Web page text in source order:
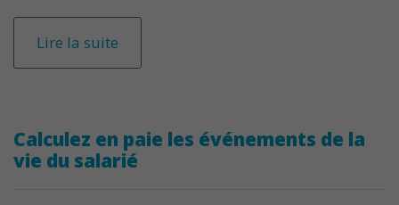
Lire la suite
Calculez en paie les événements de la
vie du salarié